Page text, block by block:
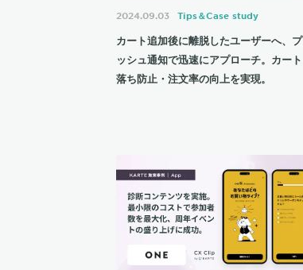
2024.09.03 Tips＆Case study
カート追加後に離脱したユーザーへ、プ
ッシュ通知で迅速にアプローチ。カート
落ち防止・注文率の向上を実現。